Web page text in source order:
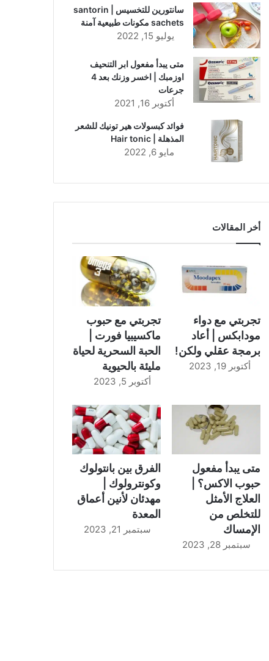
سانتورين للتخسيس | santorin
sachets مكونات طبيعية آمنة
يوليو 15, 2022
متى يبدأ مفعول ابر التنحيف
اوزمبك | اخسر وزنك بعد 4
جرعات
أكتوبر 16, 2021
فوائد كبسولات هير تونيك للشعر
المذهلة | Hair tonic
مايو 6, 2022
أخر المقالات
تجربتي مع دواء
مودابكس | أعاد
برمجة عقلي ولكن!
أكتوبر 19, 2023
تجربتي مع حبوب
ماكسيبيا فورت |
الحبة السحرية لحياة
مليئة بالحيوية
أكتوبر 5, 2023
متى يبدأ مفعول
حبوب الاكس؟ |
العلاج الأمثل
للتخلص من
الإمساك
سبتمبر 28, 2023
الفرق بين بانتولوك
وكونترولوك |
مهدئان لأنين أعماق
المعدة
سبتمبر 21, 2023